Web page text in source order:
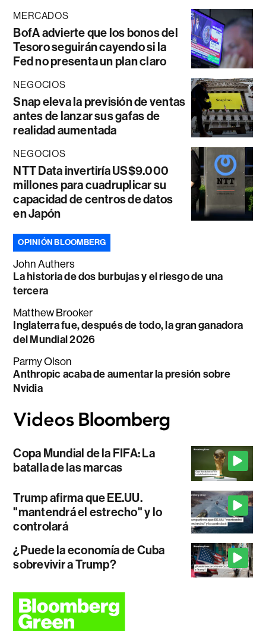
MERCADOS
BofA advierte que los bonos del
Tesoro seguirán cayendo si la
Fed no presenta un plan claro
NEGOCIOS
Snap eleva la previsión de ventas
antes de lanzar sus gafas de
realidad aumentada
NEGOCIOS
NTT Data invertiría US$9.000
millones para cuadruplicar su
capacidad de centros de datos
en Japón
OPINIÓN BLOOMBERG
John Authers
La historia de dos burbujas y el riesgo de una
tercera
Matthew Brooker
Inglaterra fue, después de todo, la gran ganadora
del Mundial 2026
Parmy Olson
Anthropic acaba de aumentar la presión sobre
Nvidia
Copa Mundial de la FIFA: La
batalla de las marcas
Trump afirma que EE.UU.
"mantendrá el estrecho" y lo
controlará
¿Puede la economía de Cuba
sobrevivir a Trump?